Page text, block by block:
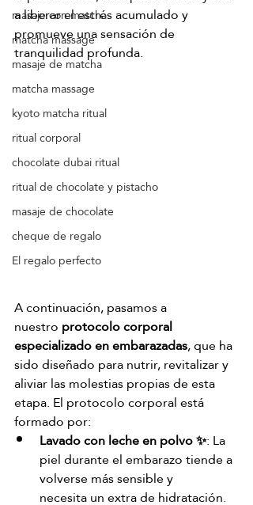
masaje con matcha
matcha massage
masaje de matcha
matcha massage
kyoto matcha ritual
ritual corporal
chocolate dubai ritual
ritual de chocolate y pistacho
masaje de chocolate
cheque de regalo
El regalo perfecto
a liberar el estrés acumulado y
promueve una sensación de
tranquilidad profunda.
A continuación, pasamos a
nuestro protocolo corporal
especializado en embarazadas, que ha
sido diseñado para nutrir, revitalizar y
aliviar las molestias propias de esta
etapa. El protocolo corporal está
formado por:
Lavado con leche en polvo ✨: La
piel durante el embarazo tiende a
volverse más sensible y
necesita un extra de hidratación.